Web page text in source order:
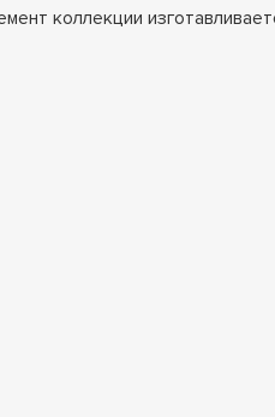
коллекции